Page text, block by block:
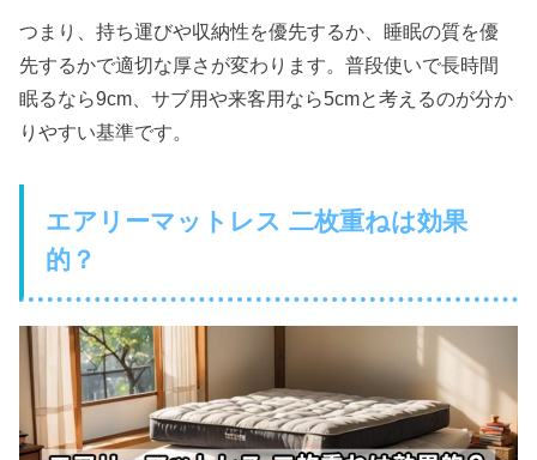
つまり、持ち運びや収納性を優先するか、睡眠の質を優
先するかで適切な厚さが変わります。普段使いで長時間
眠るなら9cm、サブ用や来客用なら5cmと考えるのが分か
りやすい基準です。
エアリーマットレス 二枚重ねは効果
的？